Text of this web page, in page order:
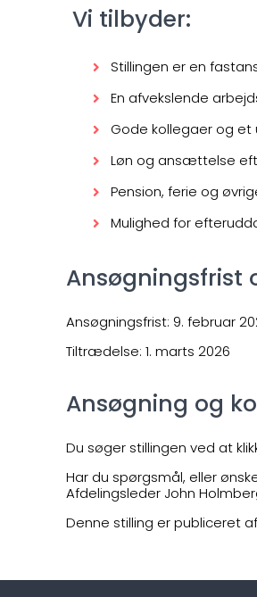
Vi tilbyder:
Stillingen er en
En afvekslende
Gode kollegaer og
Løn og ansættelse
Pension, ferie og
Mulighed for
Ansøgningsfrist: 9. februar
Tiltrædelse: 1. marts 2026
Ansøgning og
Du søger stillingen ved at
Har du spørgsmål, eller
Afdelingsleder John
Denne stilling er publiceret